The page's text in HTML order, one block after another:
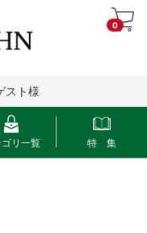
0
スト様
ゴリ一覧 特 集